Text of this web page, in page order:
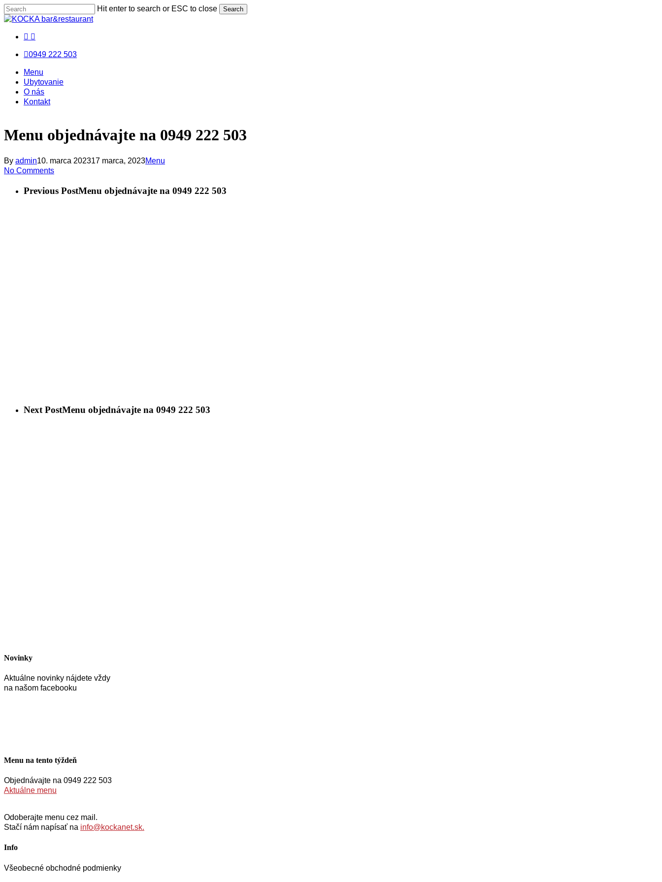
Skip
to
content
Hit enter to search or ESC to close Search
Close
facebook
messenger
email
0949 222 503
Menu
Menu
Menu
Ubytovanie
O nás
Kontakt
Menu objednávajte na 0949 222 503
By admin10. marca 202317 marca, 2023Menu
No Comments
Previous PostMenu objednávajte na 0949 222 503
Next PostMenu objednávajte na 0949 222 503
Novinky
Aktuálne novinky nájdete vždy
na našom facebooku
Menu na tento týždeň
Objednávajte na 0949 222 503
Aktuálne menu
Odoberajte menu cez mail.
Stačí nám napísať na info@kockanet.sk.
Info
Všeobecné obchodné podmienky